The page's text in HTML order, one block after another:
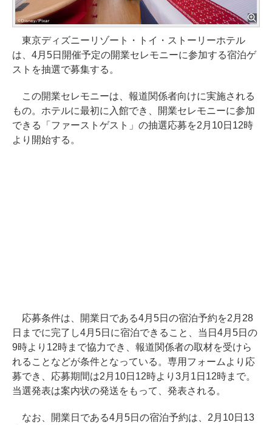
東京ディズニーリゾート・トイ・ストーリーホテル
は、4月5日開催予定の開業セレモニーに参加する宿泊ゲ
ストを抽選で募集する。
この開業セレモニーは、報道関係者向けに実施される
もの。ホテルに最初に入館でき、開業セレモニーに参加
できる「ファーストゲスト」の抽選応募を2月10日12時
より開始する。
応募条件は、開業日である4月5日の宿泊予約を2月28
日までに完了し4月5日に宿泊できること、当日4月5日の
9時より12時まで協力でき、報道関係者の取材を受けら
れることなどが条件となっている。専用フォームより応
募でき、応募期間は2月10日12時より3月1日12時まで。
当選発表は案内状の発送をもって、発表される。
なお、開業日である4月5日の宿泊予約は、2月10日13